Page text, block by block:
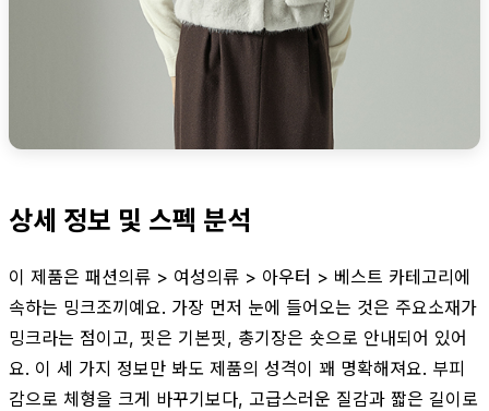
상세 정보 및 스펙 분석
이 제품은 패션의류 > 여성의류 > 아우터 > 베스트 카테고리에
속하는 밍크조끼예요. 가장 먼저 눈에 들어오는 것은 주요소재가
밍크라는 점이고, 핏은 기본핏, 총기장은 숏으로 안내되어 있어
요. 이 세 가지 정보만 봐도 제품의 성격이 꽤 명확해져요. 부피
감으로 체형을 크게 바꾸기보다, 고급스러운 질감과 짧은 길이로